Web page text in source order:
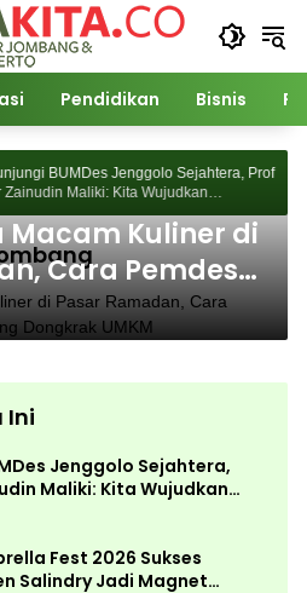
Pendidikan Bisnis
BUMDes Jenggolo Sejahtera, Prof
Maliki: Kita Wujudkan
Ekonomi dengan Potensi Desa
Macam Kuliner di
Cara Pemdes
Dongkrak
Ini
Jenggolo Sejahtera,
Maliki: Kita Wujudkan
dengan Potensi
Fest 2026 Sukses
Salindry Jadi Magnet